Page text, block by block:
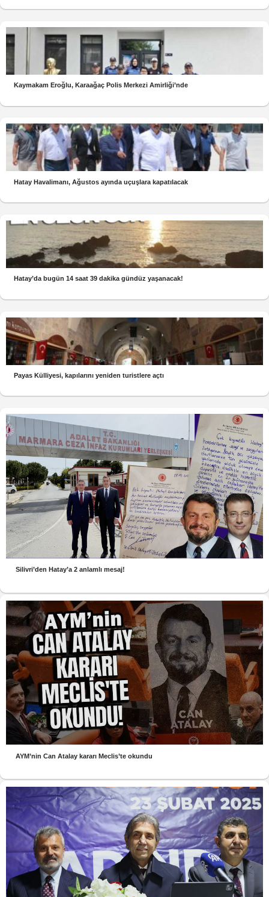
Kaymakam Eroğlu, Karaağaç Polis Merkezi Amirliği’nde
Hatay Havalimanı, Ağustos ayında uçuşlara kapatılacak
Hatay’da bugün 14 saat 39 dakika gündüz yaşanacak!
Payas Külliyesi, kapılarını yeniden turistlere açtı
Silivri’den Hatay’a 2 anlamlı mesaj!
AYM’nin Can Atalay kararı Meclis’te okundu